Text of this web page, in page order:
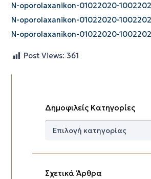
N-oporolaxanikon-01022020-
N-oporolaxanikon-01022020-
N-oporolaxanikon-01022020-
Post Views: 361
Δημοφιλείς Κατηγορίες
Δημοφιλείς
Σχετικά Άρθρα